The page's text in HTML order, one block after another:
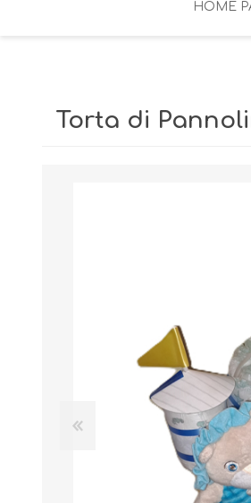
HOME
BENESSERE E
PROTEZIONE
Torta di